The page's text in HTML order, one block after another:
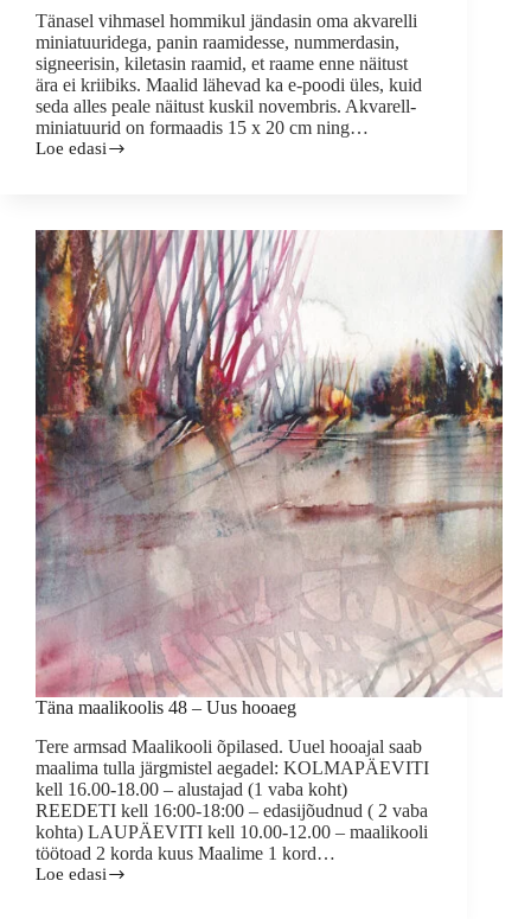
Tänasel vihmasel hommikul jändasin oma akvarelli
miniatuuridega, panin raamidesse, nummerdasin,
signeerisin, kiletasin raamid, et raame enne näitust
ära ei kriibiks. Maalid lähevad ka e-poodi üles, kuid
seda alles peale näitust kuskil novembris. Akvarell-
miniatuurid on formaadis 15 x 20 cm ning…
Loe edasi
Täna
NÄITUS
oktoobris
2023
Täna maalikoolis 48 – Uus hooaeg
Tere armsad Maalikooli õpilased. Uuel hooajal saab
maalima tulla järgmistel aegadel: KOLMAPÄEVITI
kell 16.00-18.00 – alustajad (1 vaba koht)
REEDETI kell 16:00-18:00 – edasijõudnud ( 2 vaba
kohta) LAUPÄEVITI kell 10.00-12.00 – maalikooli
töötoad 2 korda kuus Maalime 1 kord…
Loe edasi
Täna